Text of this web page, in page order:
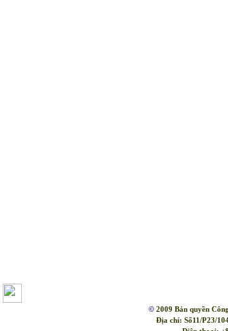
© 2009 Bản quyền
Địa chỉ: Số11/P23/